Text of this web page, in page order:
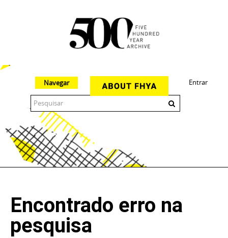
Entrar
Navegar
Encontrado erro na
pesquisa